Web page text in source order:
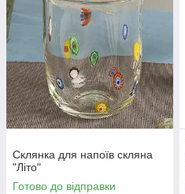
Склянка для напоїв скляна
"Літо"
Готово до відправки